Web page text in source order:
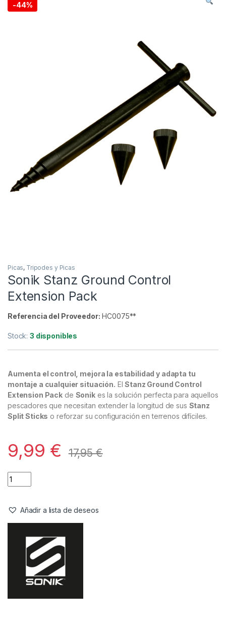
-44%
Picas, Tripodes y Picas
Sonik Stanz Ground Control
Extension Pack
Referencia del Proveedor: HC0075**
Stock:3 disponibles
Aumenta el control, mejora la estabilidad y adapta tu
montaje a cualquier situación. ElStanz Ground Control
Extension Pack de Sonikes la solución perfecta para aquellos
pescadores que necesitan extender la longitud de sus Stanz
Split Sticks o reforzar su configuración en terrenos difíciles.
9,99 € 17,95€
Añadir a lista de deseos